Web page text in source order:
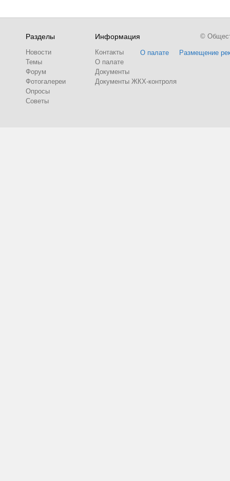
Разделы
Новости
Темы
Форум
Фотогалереи
Опросы
Советы
Информация
Контакты
О палате
Документы
Документы ЖКХ-контроля
О палате Размещение
©